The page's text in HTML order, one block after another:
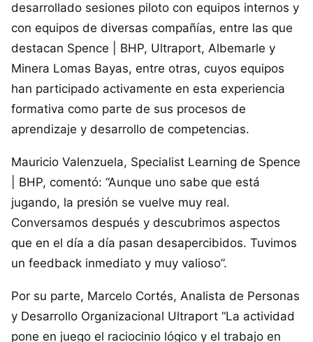
desarrollado sesiones piloto con equipos internos y
con equipos de diversas compañías, entre las que
destacan Spence | BHP, Ultraport, Albemarle y
Minera Lomas Bayas, entre otras, cuyos equipos
han participado activamente en esta experiencia
formativa como parte de sus procesos de
aprendizaje y desarrollo de competencias.
Mauricio Valenzuela, Specialist Learning de Spence
| BHP, comentó: “Aunque uno sabe que está
jugando, la presión se vuelve muy real.
Conversamos después y descubrimos aspectos
que en el día a día pasan desapercibidos. Tuvimos
un feedback inmediato y muy valioso”.
Por su parte, Marcelo Cortés, Analista de Personas
y Desarrollo Organizacional Ultraport “La actividad
pone en juego el raciocinio lógico y el trabajo en